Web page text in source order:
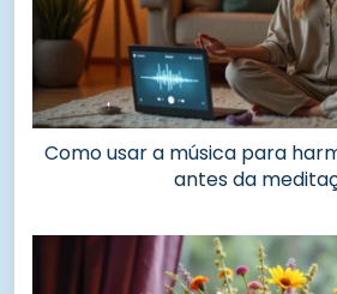
Como usar a música para
antes da